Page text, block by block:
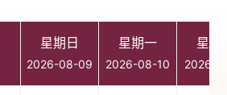
星期日
2026-08-09
星期一
2026-08-10
星期
2026-